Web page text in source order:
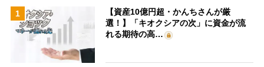
1
【資産10億円超・かんちさんが厳
選！】「キオクシアの次」に資金が流
れる期待の高…